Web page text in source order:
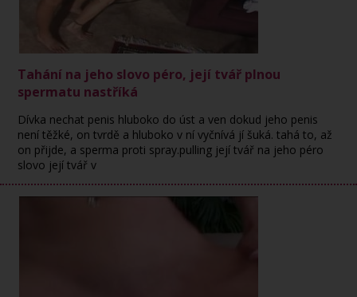
Tahání na jeho slovo péro, její tvář plnou
spermatu nastříká
Dívka nechat penis hluboko do úst a ven dokud jeho penis
není těžké, on tvrdě a hluboko v ní vyčnívá jí šuká. tahá to, až
on přijde, a sperma proti spray.pulling její tvář na jeho péro
slovo její tvář v